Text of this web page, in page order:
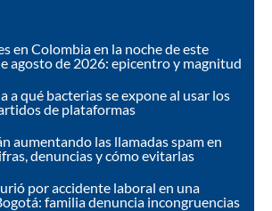
en Colombia en la noche de este
agosto de 2026: epicentro y magnitud
a qué bacterias se expone al usar los
de plataformas
aumentando las llamadas spam en
denuncias y cómo evitarlas
por accidente laboral en una
familia denuncia incongruencias